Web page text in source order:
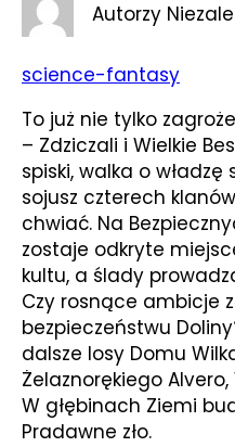
Autorzy
science-fantasy
To już nie tylko
– Zdziczali i Wielkie
spiski, walka o władzę
sojusz czterech
chwiać. Na
zostaje odkryte
kultu, a ślady
Czy rosnące ambicje
bezpieczeństwu
dalsze losy Domu
Żelaznorękiego
W głębinach Ziemi
Pradawne zło.